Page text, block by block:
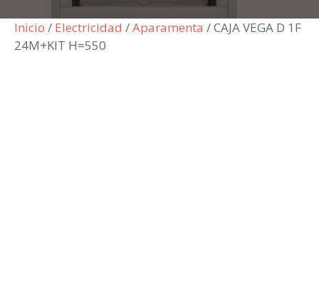
Inicio / Electricidad /Aparamenta / CAJA VEGA D 1F
24M+KIT H=550